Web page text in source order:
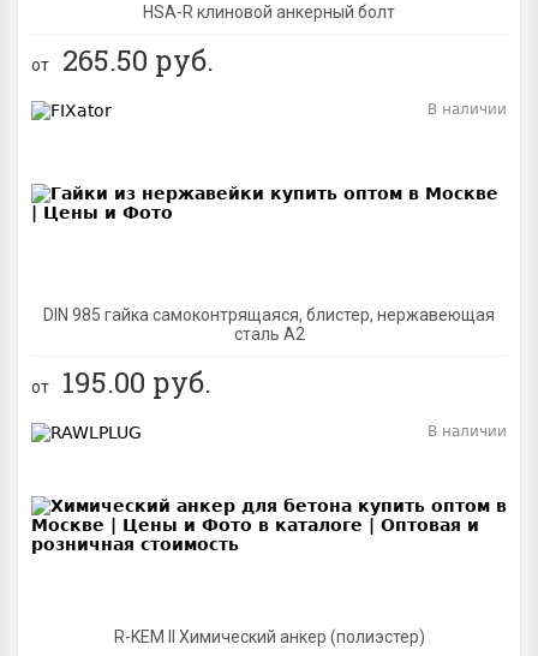
HSA-R клиновой анкерный болт
от 265.50 руб.
DIN 985 гайка самоконтрящаяся, блистер, нержавеющая
сталь A2
В наличии
от 195.00 руб.
R-KEM II Химический анкер (полиэстер)
В наличии